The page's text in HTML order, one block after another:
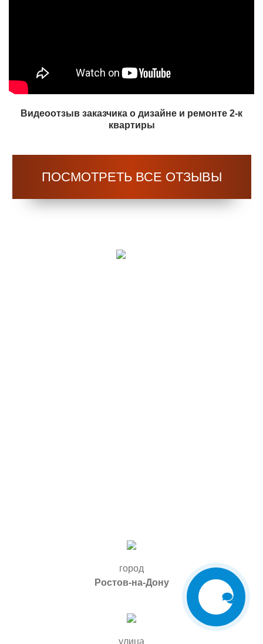
Обратная
Видеоотзыв заказчика о дизайне и ремонте 2-к
квартиры
ПОСМОТРЕТЬ ВСЕ ОТЗЫВЫ
город
Ростов-на-Дону
улица